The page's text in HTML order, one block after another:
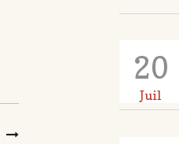
20
Juil